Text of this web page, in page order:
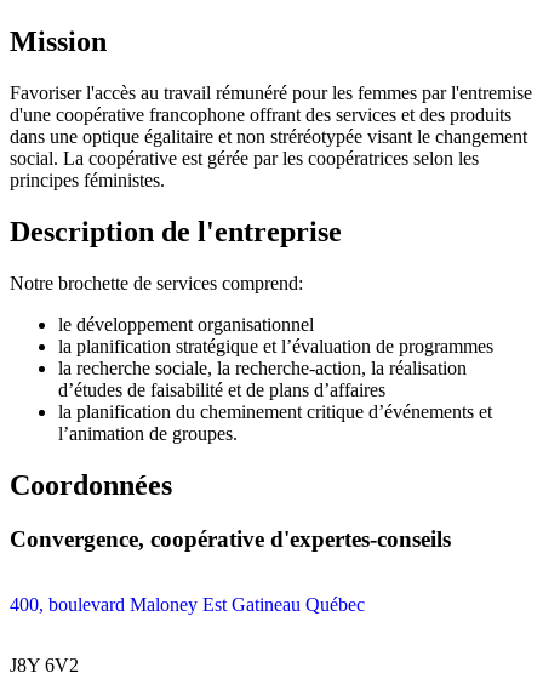
Mission
Favoriser l'accès au travail rémunéré pour les femmes par l'entremise
d'une coopérative francophone offrant des services et des produits
dans une optique égalitaire et non stréréotypée visant le changement
social. La coopérative est gérée par les coopératrices selon les
principes féministes.
Description de l'entreprise
Notre brochette de services comprend:
le développement organisationnel
la planification stratégique et l’évaluation de programmes
la recherche sociale, la recherche-action, la réalisation
d’études de faisabilité et de plans d’affaires
la planification du cheminement critique d’événements et
l’animation de groupes.
Coordonnées
Convergence, coopérative d'expertes-conseils
400, boulevard Maloney Est Gatineau Québec
J8Y 6V2